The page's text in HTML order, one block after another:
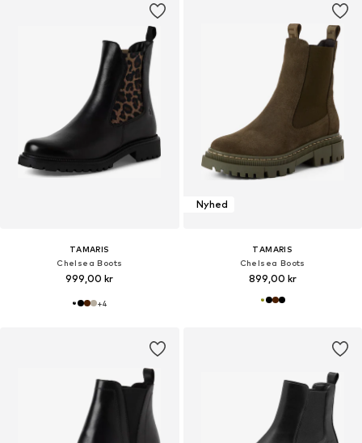
TAMARIS
Chelsea Boots
999,00 kr
+4
Nyhed
TAMARIS
Chelsea Boots
899,00 kr